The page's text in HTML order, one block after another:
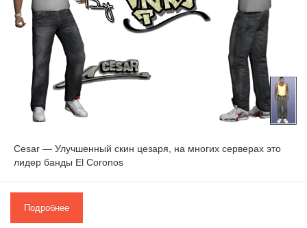
Cesar — Улучшенный скин цезаря, на многих серверах это
лидер банды El Coronos
Подробнее